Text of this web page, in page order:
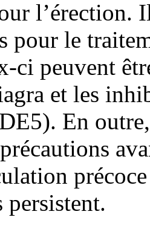
l’érection.
pour le
ci peuvent
et les
En
persistent.